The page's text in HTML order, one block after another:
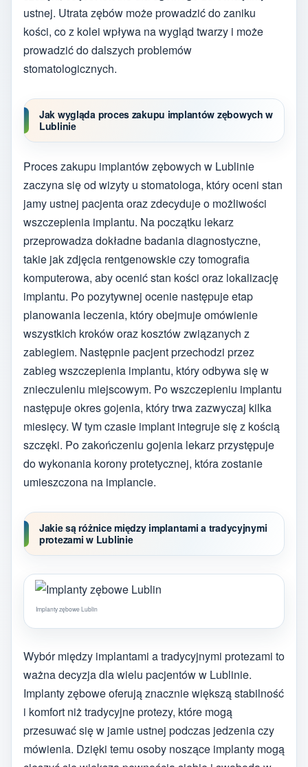
ustnej. Utrata zębów może prowadzić do zaniku
kości, co z kolei wpływa na wygląd twarzy i może
prowadzić do dalszych problemów
stomatologicznych.
Jak wygląda proces zakupu implantów zębowych w
Lublinie
Proces zakupu implantów zębowych w Lublinie
zaczyna się od wizyty u stomatologa, który oceni stan
jamy ustnej pacjenta oraz zdecyduje o możliwości
wszczepienia implantu. Na początku lekarz
przeprowadza dokładne badania diagnostyczne,
takie jak zdjęcia rentgenowskie czy tomografia
komputerowa, aby ocenić stan kości oraz lokalizację
implantu. Po pozytywnej ocenie następuje etap
planowania leczenia, który obejmuje omówienie
wszystkich kroków oraz kosztów związanych z
zabiegiem. Następnie pacjent przechodzi przez
zabieg wszczepienia implantu, który odbywa się w
znieczuleniu miejscowym. Po wszczepieniu implantu
następuje okres gojenia, który trwa zazwyczaj kilka
miesięcy. W tym czasie implant integruje się z kością
szczęki. Po zakończeniu gojenia lekarz przystępuje
do wykonania korony protetycznej, która zostanie
umieszczona na implancie.
Jakie są różnice między implantami a tradycyjnymi
protezami w Lublinie
Implanty zębowe Lublin
Wybór między implantami a tradycyjnymi protezami to
ważna decyzja dla wielu pacjentów w Lublinie.
Implanty zębowe oferują znacznie większą stabilność
i komfort niż tradycyjne protezy, które mogą
przesuwać się w jamie ustnej podczas jedzenia czy
mówienia. Dzięki temu osoby noszące implanty mogą